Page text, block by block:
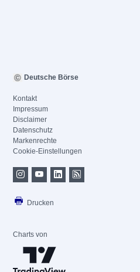
Deutsche Börse
Kontakt
Impressum
Disclaimer
Datenschutz
Markenrechte
Cookie-Einstellungen
Drucken
Charts von